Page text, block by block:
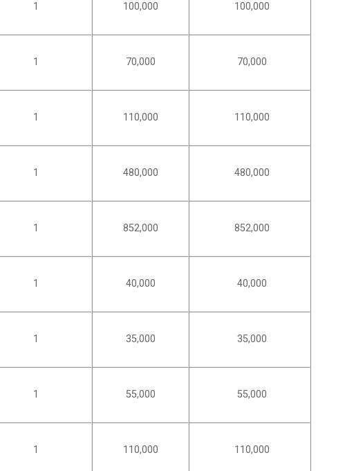
1 100,000 100,000
1 70,000 70,000
1 110,000 110,000
1 480,000 480,000
1 852,000 852,000
1 40,000 40,000
1 35,000 35,000
1 55,000 55,000
1 110,000 110,000